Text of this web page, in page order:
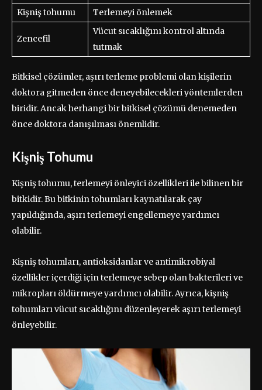
Kişniş tohumu Terlemeyi önlemek
Zencefil
Vücut sıcaklığını kontrol altında
tutmak
Bitkisel çözümler, aşırı terleme problemi olan kişilerin
doktora gitmeden önce deneyebilecekleri yöntemlerden
biridir. Ancak herhangi bir bitkisel çözümü denemeden
önce doktora danışılması önemlidir.
Kişniş Tohumu
Kişniş tohumu, terlemeyi önleyici özellikleri ile bilinen bir
bitkidir. Bu bitkinin tohumları kaynatılarak çay
yapıldığında, aşırı terlemeyi engellemeye yardımcı
olabilir.
Kişniş tohumları, antioksidanlar ve antimikrobiyal
özellikler içerdiği için terlemeye sebep olan bakterileri ve
mikropları öldürmeye yardımcı olabilir. Ayrıca, kişniş
tohumları vücut sıcaklığını düzenleyerek aşırı terlemeyi
önleyebilir.